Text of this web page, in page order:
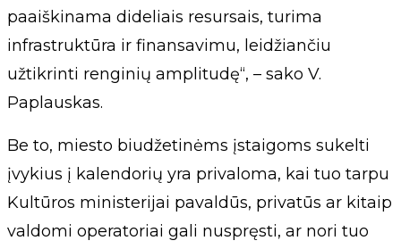
paaiškinama dideliais resursais, turima
infrastruktūra ir finansavimu, leidžiančiu
užtikrinti renginių amplitudę“, – sako V.
Paplauskas.
Be to, miesto biudžetinėms įstaigoms sukelti
įvykius į kalendorių yra privaloma, kai tuo tarpu
Kultūros ministerijai pavaldūs, privatūs ar kitaip
valdomi operatoriai gali nuspręsti, ar nori tuo